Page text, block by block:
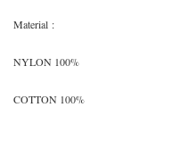
Material :
NYLON 100%
COTTON 100%